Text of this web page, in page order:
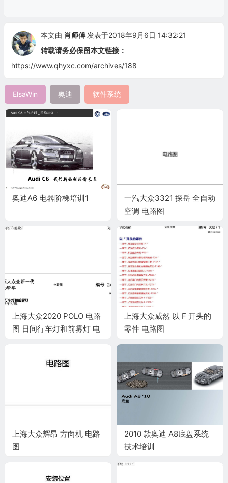
本文由 肖师傅 发表于2018年9月6日 14:32:21
转载请务必保留本文链接：
https://www.qhyxc.com/archives/188
ElsaWin 奥迪 软件系统
奥迪A6 电器阶梯培训1
一汽大众3321 探岳 全自动
空调 电路图
上海大众2020 POLO 电路
图 日间行车灯和前雾灯 电
上海大众威然 以 F 开头的
零件 电路图
上海大众辉昂 方向机 电路
图
2010 款奥迪 A8底盘系统
技术培训